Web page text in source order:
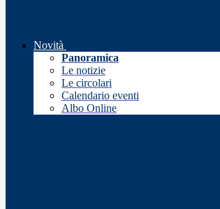
Novità
Panoramica
Le notizie
Le circolari
Calendario eventi
Albo Online